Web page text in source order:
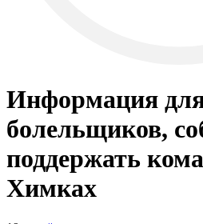
Информация
болельщиков,
поддержать
Химках